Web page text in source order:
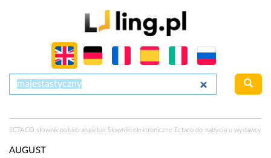
ECTACO słownik polsko-angielski Słowniki elektroniczne Ectaco do nabycia uwydawcy
AUGUST